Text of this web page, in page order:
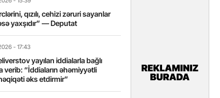
qızılı, cehizi zəruri sayanlar
yaxşıdır” — Deputat
- 17:43
yayılan iddialarla bağlı
verib: “İddiaların əhəmiyyətli
əks etdirmir”